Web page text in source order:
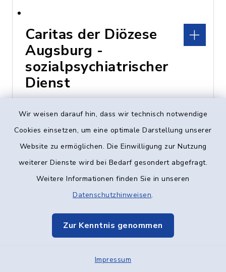
Wir weisen darauf hin, dass wir technisch notwendige
Cookies einsetzen, um eine optimale Darstellung unserer
Website zu ermöglichen. Die Einwilligung zur Nutzung
weiterer Dienste wird bei Bedarf gesondert abgefragt.
Weitere Informationen finden Sie in unseren
Datenschutzhinweisen.
Zur Kenntnis genommen
Impressum
Caritas der Diözese
Augsburg -
sozialpsychiatrischer
Dienst
Heinz-Rühmann-Str. 7,
89231 Neu-Ulm
0731 - 73424
Caritas-Centrum
Vöhringen
Vogelstraße 8, 89269